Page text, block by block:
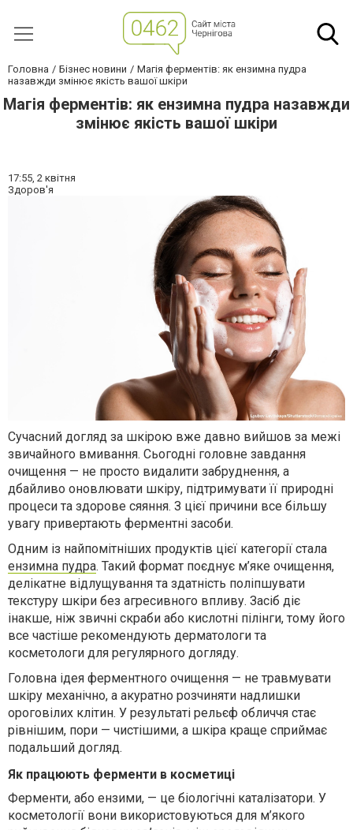
Головна Бізнес новини
Магія ферментів: як ензимна пудра
назавжди змінює якість вашої шкіри
Магія ферментів: як ензимна пудра назавжди
змінює якість вашої шкіри
17:55, 2 квітня
Здоров'я
Сучасний догляд за шкірою вже давно вийшов за межі
звичайного вмивання. Сьогодні головне завдання
очищення — не просто видалити забруднення, а
дбайливо оновлювати шкіру, підтримувати її природні
процеси та здорове сяяння. З цієї причини все більшу
увагу привертають ферментні засоби.
Одним із найпомітніших продуктів цієї категорії стала
ензимна пудра. Такий формат поєднує м’яке очищення,
делікатне відлущування та здатність поліпшувати
текстуру шкіри без агресивного впливу. Засіб діє
інакше, ніж звичні скраби або кислотні пілінги, тому його
все частіше рекомендують дерматологи та
косметологи для регулярного догляду.
Головна ідея ферментного очищення — не травмувати
шкіру механічно, а акуратно розчиняти надлишки
ороговілих клітин. У результаті рельєф обличчя стає
рівнішим, пори — чистішими, а шкіра краще сприймає
подальший догляд.
Як працюють ферменти в косметиці
Ферменти, або ензими, — це біологічні каталізатори. У
косметології вони використовуються для м’якого